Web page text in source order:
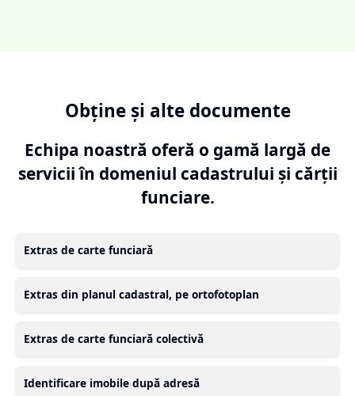
Obține și alte documente
Echipa noastră oferă o gamă largă de
servicii în domeniul cadastrului și cărții
funciare.
Extras de carte funciară
Extras din planul cadastral, pe ortofotoplan
Extras de carte funciară colectivă
Identificare imobile după adresă